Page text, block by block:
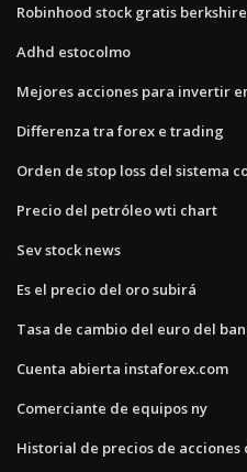
Robinhood stock gratis
Adhd estocolmo
Mejores acciones para invertir
Differenza tra forex e trading
Orden de stop loss del sistema
Precio del petróleo wti chart
Sev stock news
Es el precio del oro subirá
Tasa de cambio del euro del
Cuenta abierta instaforex.com
Comerciante de equipos ny
Historial de precios de acciones